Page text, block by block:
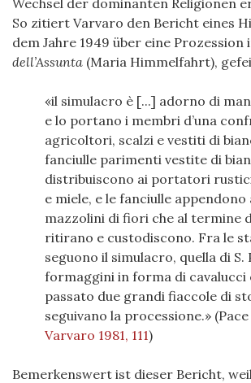
Wechsel der dominanten Religionen
So zitiert Varvaro den Bericht eines
dem Jahre 1949 über eine Prozession
dell’Assunta (Maria Himmelfahrt),
«il simulacro è [...] adorno di
e lo portano i membri d’una
agricoltori, scalzi e vestiti di
fanciulle parimenti vestite di
distribuiscono ai portatori
e miele, e le fanciulle appendono
mazzolini di fiori che al termine
ritirano e custodiscono. Fra le
seguono il simulacro, quella di S.
formaggini in forma di cavalucci
passato due grandi fiaccole di
seguivano la processione.» (Pace
Varvaro 1981, 111)
Bemerkenswert ist dieser Bericht,